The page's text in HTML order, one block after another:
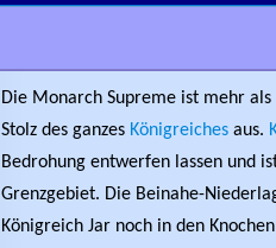
Die Monarch Supreme ist mehr
Stolz des ganzes Königreichesaus.
Bedrohung entwerfen lassen und
Grenzgebiet. Die Beinahe-
Königreich Jar noch in den